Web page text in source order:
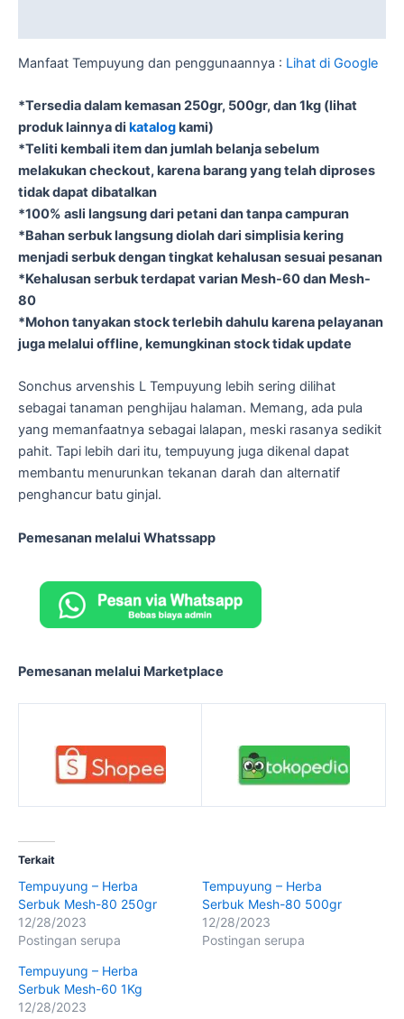
Manfaat Tempuyung dan penggunaannya : Lihat di Google
*Tersedia dalam kemasan 250gr, 500gr, dan 1kg (lihat
produk lainnya di katalogkami)
*Teliti kembali item dan jumlah belanja sebelum
melakukan checkout, karena barang yang telah diproses
tidak dapat dibatalkan
*100% asli langsung dari petani dan tanpa campuran
*Bahan serbuk langsung diolah dari simplisia kering
menjadi serbuk dengan tingkat kehalusan sesuai pesanan
*Kehalusan serbuk terdapat varian Mesh-60 dan Mesh-
80
*Mohon tanyakan stock terlebih dahulu karena pelayanan
juga melalui offline, kemungkinan stock tidak update
Sonchus arvenshis L Tempuyung lebih sering dilihat
sebagai tanaman penghijau halaman. Memang, ada pula
yang memanfaatnya sebagai lalapan, meski rasanya sedikit
pahit. Tapi lebih dari itu, tempuyung juga dikenal dapat
membantu menurunkan tekanan darah dan alternatif
penghancur batu ginjal.
Pemesanan melalui Whatssapp
Pemesanan melalui Marketplace
Terkait
Tempuyung – Herba
Serbuk Mesh-80 250gr
12/28/2023
Postingan serupa
Tempuyung – Herba
Serbuk Mesh-80 500gr
12/28/2023
Postingan serupa
Tempuyung – Herba
Serbuk Mesh-60 1Kg
12/28/2023